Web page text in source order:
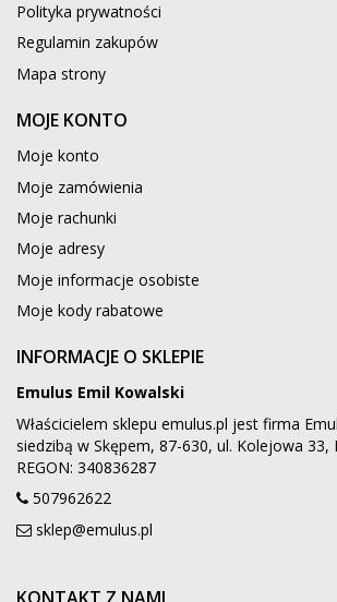
Polityka prywatności
Regulamin zakupów
Mapa strony
MOJE KONTO
Moje konto
Moje zamówienia
Moje rachunki
Moje adresy
Moje informacje osobiste
Moje kody rabatowe
INFORMACJE O SKLEPIE
Emulus Emil Kowalski
Właścicielem sklepu emulus.pl jest firma
siedzibą w Skępem, 87-630, ul. Kolejowa 33,
REGON: 340836287
507962622
sklep@emulus.pl